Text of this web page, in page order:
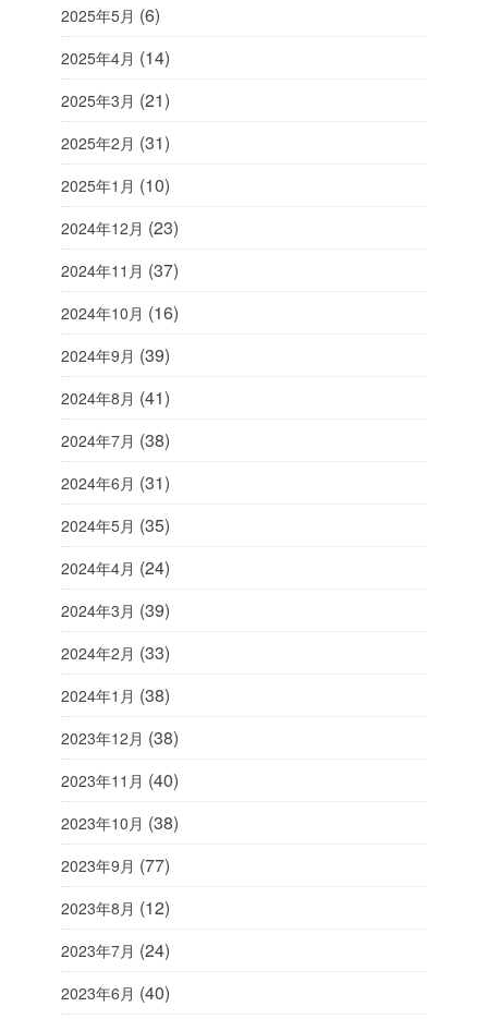
2025年5月 (6)
2025年4月 (14)
2025年3月 (21)
2025年2月 (31)
2025年1月 (10)
2024年12月 (23)
2024年11月 (37)
2024年10月 (16)
2024年9月 (39)
2024年8月 (41)
2024年7月 (38)
2024年6月 (31)
2024年5月 (35)
2024年4月 (24)
2024年3月 (39)
2024年2月 (33)
2024年1月 (38)
2023年12月 (38)
2023年11月 (40)
2023年10月 (38)
2023年9月 (77)
2023年8月 (12)
2023年7月 (24)
2023年6月 (40)